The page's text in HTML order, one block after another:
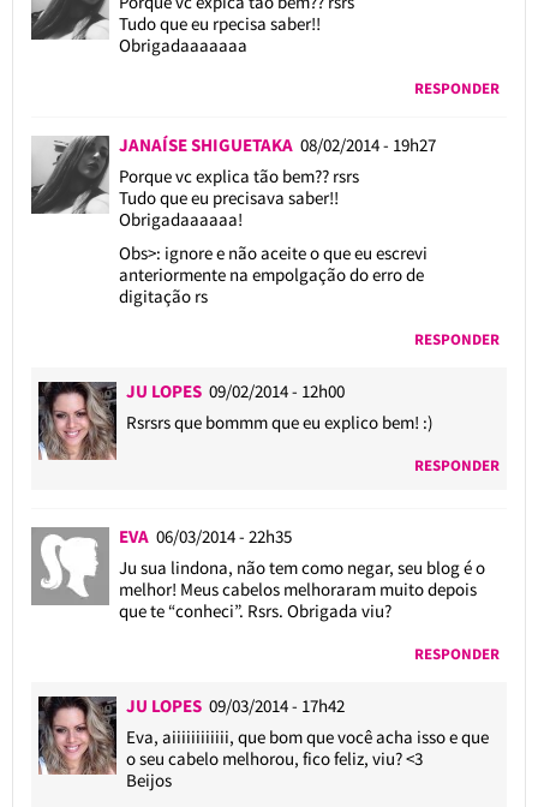
Tudo que eu rpecisa saber!!
Obrigadaaaaaaa
RESPONDER
JANAÍSE SHIGUETAKA 08/02/2014 - 19h27
Porque vc explica tão bem?? rsrs
Tudo que eu precisava saber!!
Obrigadaaaaaa!
Obs>: ignore e não aceite o que eu escrevi
anteriormente na empolgação do erro de
digitação rs
RESPONDER
JU LOPES 09/02/2014 - 12h00
Rsrsrs que bommm que eu explico bem! :)
RESPONDER
EVA 06/03/2014 - 22h35
Ju sua lindona, não tem como negar, seu blog é o
melhor! Meus cabelos melhoraram muito depois
que te “conheci”. Rsrs. Obrigada viu?
RESPONDER
JU LOPES 09/03/2014 - 17h42
Eva, aiiiiiiiiiiii, que bom que você acha isso e que
o seu cabelo melhorou, fico feliz, viu? <3
Beijos